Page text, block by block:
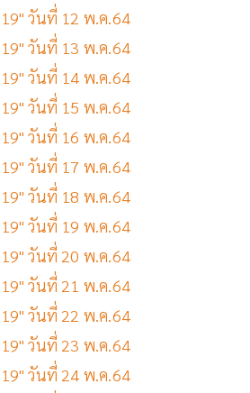
19" วันที่ 12 พ.ค.64
19" วันที่ 13 พ.ค.64
19" วันที่ 14 พ.ค.64
19" วันที่ 15 พ.ค.64
19" วันที่ 16 พ.ค.64
19" วันที่ 17 พ.ค.64
19" วันที่ 18 พ.ค.64
19" วันที่ 19 พ.ค.64
19" วันที่ 20 พ.ค.64
19" วันที่ 21 พ.ค.64
19" วันที่ 22 พ.ค.64
19" วันที่ 23 พ.ค.64
19" วันที่ 24 พ.ค.64